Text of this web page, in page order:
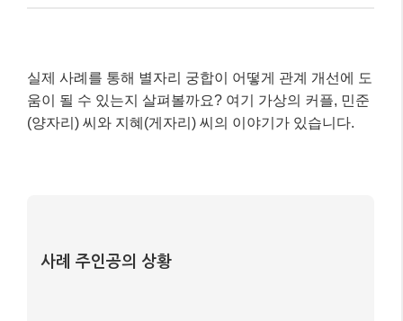
실제 사례를 통해 별자리 궁합이 어떻게 관계 개선에 도
움이 될 수 있는지 살펴볼까요? 여기 가상의 커플, 민준
(양자리) 씨와 지혜(게자리) 씨의 이야기가 있습니다.
사례 주인공의 상황